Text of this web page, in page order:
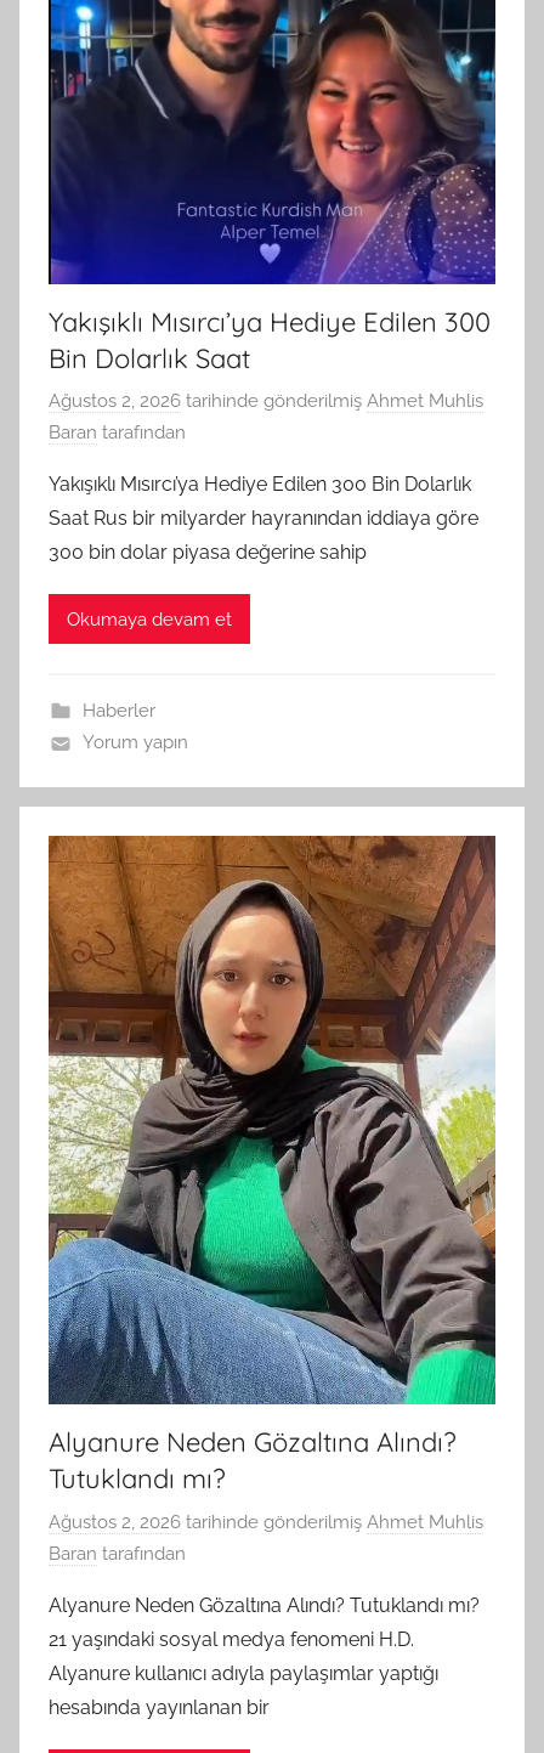
Yakışıklı Mısırcı’ya Hediye Edilen 300
Bin Dolarlık Saat
Ağustos 2, 2026 tarihinde gönderilmiş Ahmet Muhlis
Baran tarafından
Yakışıklı Mısırcı’ya Hediye Edilen 300 Bin Dolarlık
Saat Rus bir milyarder hayranından iddiaya göre
300 bin dolar piyasa değerine sahip
Okumaya devam et
Haberler
Yorum yapın
Alyanure Neden Gözaltına Alındı?
Tutuklandı mı?
Ağustos 2, 2026 tarihinde gönderilmiş Ahmet Muhlis
Baran tarafından
Alyanure Neden Gözaltına Alındı? Tutuklandı mı?
21 yaşındaki sosyal medya fenomeni H.D.
Alyanure kullanıcı adıyla paylaşımlar yaptığı
hesabında yayınlanan bir